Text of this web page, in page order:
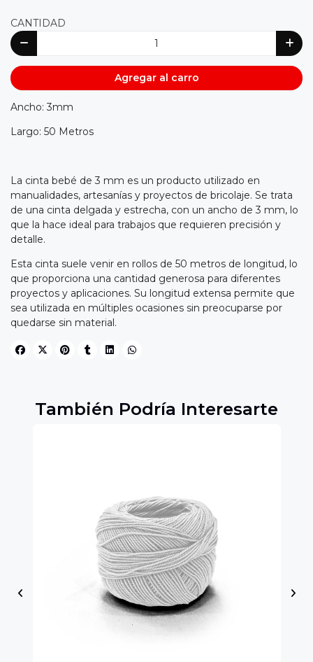
CANTIDAD
Agregar al carro
Ancho: 3mm
Largo: 50 Metros
La cinta bebé de 3 mm es un producto utilizado en
manualidades, artesanías y proyectos de bricolaje. Se trata
de una cinta delgada y estrecha, con un ancho de 3 mm, lo
que la hace ideal para trabajos que requieren precisión y
detalle.
Esta cinta suele venir en rollos de 50 metros de longitud, lo
que proporciona una cantidad generosa para diferentes
proyectos y aplicaciones. Su longitud extensa permite que
sea utilizada en múltiples ocasiones sin preocuparse por
quedarse sin material.
También Podría Interesarte